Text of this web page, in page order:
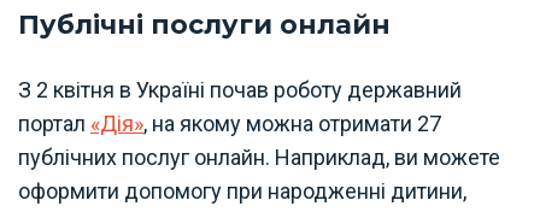
Публічні послуги онлайн
З 2 квітня в Україні почав роботу державний
портал «Дія», на якому можна отримати 27
публічних послуг онлайн. Наприклад, ви можете
оформити допомогу при народженні дитини,